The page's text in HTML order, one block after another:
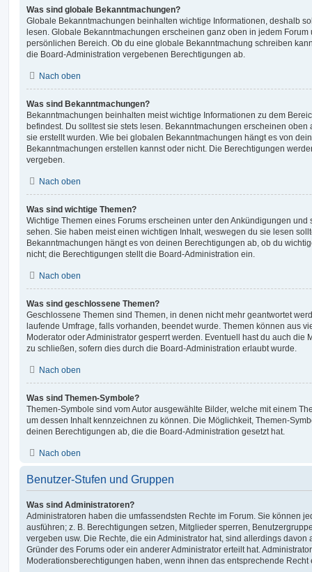
Was sind globale Bekanntmachungen?
Globale Bekanntmachungen beinhalten wichtige Informationen, deshalb
lesen. Globale Bekanntmachungen erscheinen ganz oben in jedem
persönlichen Bereich. Ob du eine globale Bekanntmachung schreiben
die Board-Administration vergebenen Berechtigungen ab.
Nach oben
Was sind Bekanntmachungen?
Bekanntmachungen beinhalten meist wichtige Informationen zu dem
befindest. Du solltest sie stets lesen. Bekanntmachungen erscheinen oben
sie erstellt wurden. Wie bei globalen Bekanntmachungen hängt es von
Bekanntmachungen erstellen kannst oder nicht. Die Berechtigungen
vergeben.
Nach oben
Was sind wichtige Themen?
Wichtige Themen eines Forums erscheinen unter den Ankündigungen und
sehen. Sie haben meist einen wichtigen Inhalt, weswegen du sie lesen
Bekanntmachungen hängt es von deinen Berechtigungen ab, ob du
nicht; die Berechtigungen stellt die Board-Administration ein.
Nach oben
Was sind geschlossene Themen?
Geschlossene Themen sind Themen, in denen nicht mehr geantwortet
laufende Umfrage, falls vorhanden, beendet wurde. Themen können aus
Moderator oder Administrator gesperrt werden. Eventuell hast du auch die
zu schließen, sofern dies durch die Board-Administration erlaubt wurde.
Nach oben
Was sind Themen-Symbole?
Themen-Symbole sind vom Autor ausgewählte Bilder, welche mit einem
um dessen Inhalt kennzeichnen zu können. Die Möglichkeit, Themen-
deinen Berechtigungen ab, die die Board-Administration gesetzt hat.
Nach oben
Benutzer-Stufen und Gruppen
Was sind Administratoren?
Administratoren haben die umfassendsten Rechte im Forum. Sie können
ausführen; z. B. Berechtigungen setzen, Mitglieder sperren,
vergeben usw. Die Rechte, die ein Administrator hat, sind allerdings
Gründer des Forums oder ein anderer Administrator erteilt hat.
Moderationsberechtigungen haben, wenn ihnen das entsprechende Recht